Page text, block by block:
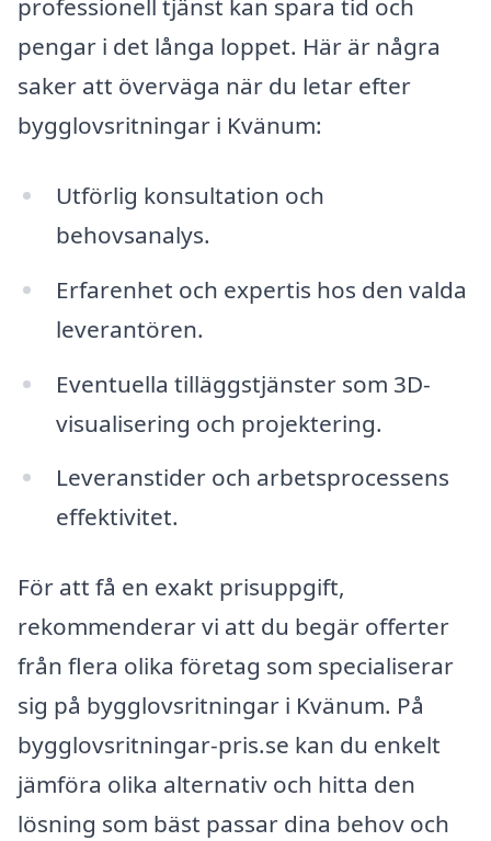
professionell tjänst kan spara tid och
pengar i det långa loppet. Här är några
saker att överväga när du letar efter
bygglovsritningar i Kvänum:
Utförlig konsultation och
behovsanalys.
Erfarenhet och expertis hos den valda
leverantören.
Eventuella tilläggstjänster som 3D-
visualisering och projektering.
Leveranstider och arbetsprocessens
effektivitet.
För att få en exakt prisuppgift,
rekommenderar vi att du begär offerter
från flera olika företag som specialiserar
sig på bygglovsritningar i Kvänum. På
bygglovsritningar-pris.se kan du enkelt
jämföra olika alternativ och hitta den
lösning som bäst passar dina behov och